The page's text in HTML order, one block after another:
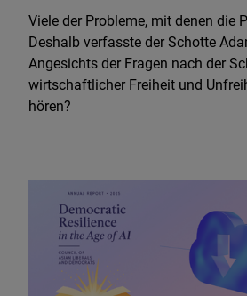
Viele der Probleme, mit denen
Deshalb verfasste der Schotte
Angesichts der Fragen nach der
wirtschaftlicher Freiheit und
hören?